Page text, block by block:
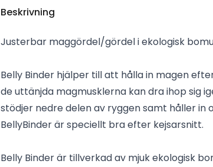
Beskrivning
Justerbar maggördel/gördel i ekologisk
Belly Binder hjälper till att hålla in magen
de uttänjda magmusklerna kan dra ihop sig
stödjer nedre delen av ryggen samt håller in
BellyBinder är speciellt bra efter kejsarsnitt.
Belly Binder är tillverkad av mjuk ekologisk